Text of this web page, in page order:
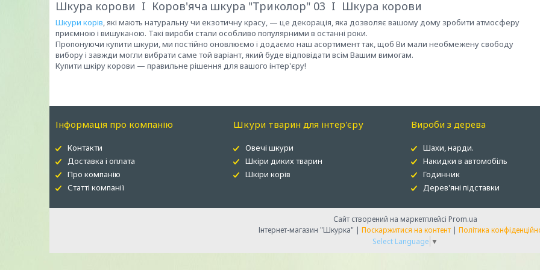
Шкура корови I Коров'яча шкура "Триколор" 03 I Шкура корови
Шкури корів, які мають натуральну чи екзотичну красу, — це декорація, яка дозволяє вашому дому зробити атмосферу
приємною і вишуканою. Такі вироби стали особливо популярними в останні роки.
Пропонуючи купити шкури, ми постійно оновлюємо і додаємо наш асортимент так, щоб Ви мали необмежену свободу
вибору і завжди могли вибрати саме той варіант, який буде відповідати всім Вашим вимогам.
Купити шкіру корови — правильне рішення для вашого інтер'єру!
Інформація про компанію
Контакти
Доставка і оплата
Про компанію
Статті компанії
Шкури тварин для інтер'єру
Овечі шкури
Шкіри диких тварин
Шкіри корів
Вироби з дерева
Шахи, нарди.
Накидки в автомобіль
Годинник
Дерев'яні підставки
Сайт створений на маркетплейсі Prom.ua
Інтернет-магазин "Шкурка" | Поскаржитися на контент | Політика
Select Language ▼